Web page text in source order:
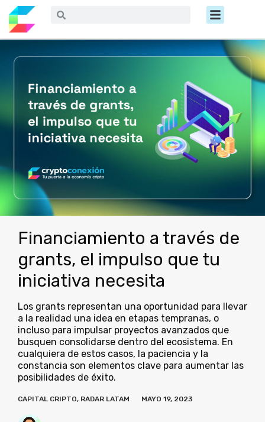
contenido
Buscar Menú
Financiamiento a través de
grants, el impulso que tu
iniciativa necesita
Los grants representan una oportunidad para llevar
a la realidad una idea en etapas tempranas, o
incluso para impulsar proyectos avanzados que
busquen consolidarse dentro del ecosistema. En
cualquiera de estos casos, la paciencia y la
constancia son elementos clave para aumentar las
posibilidades de éxito.
CAPITAL CRIPTO, RADAR LATAM MAYO 19, 2023